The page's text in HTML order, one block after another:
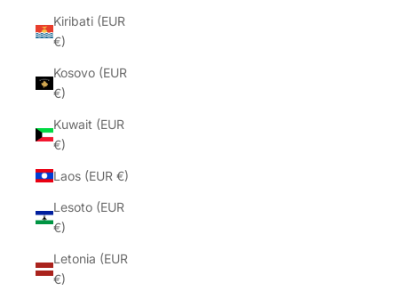
Kiribati (EUR
€)
Kosovo (EUR
€)
Kuwait (EUR
€)
Laos (EUR €)
Lesoto (EUR
€)
Letonia (EUR
€)